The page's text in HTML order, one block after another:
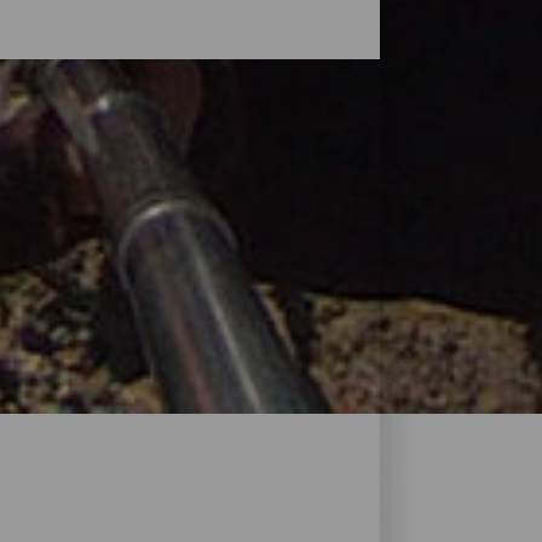
og den vakre kysten danner et
at det på Kanariøyene finnes
raviner og topper som utgjør
konstant fremdrift som lar deg nyte